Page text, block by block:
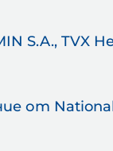
S.A., TVX
от